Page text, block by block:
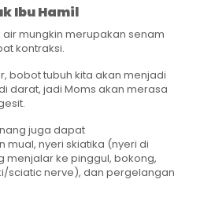
Ibu Hamil
mungkin merupakan senam
kontraksi.
bobot tubuh kita akan menjadi
darat, jadi Moms akan merasa
juga dapat
nyeri skiatika (nyeri di
menjalar ke pinggul, bokong,
sciatic nerve), dan pergelangan